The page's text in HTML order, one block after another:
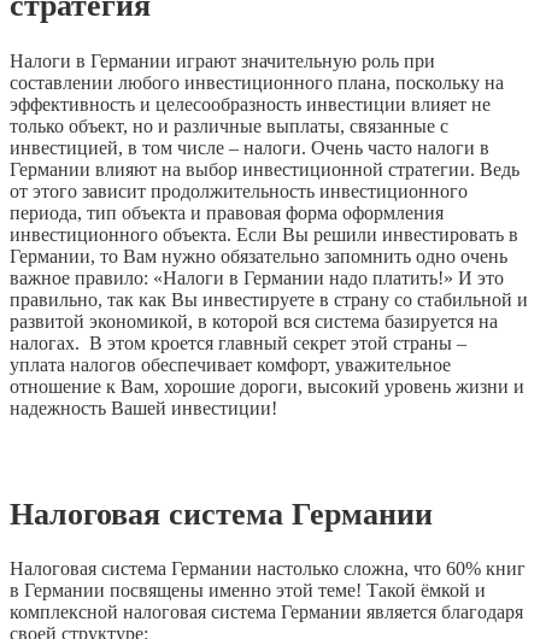
Налоги в Германии играют значительную роль при
составлении любого инвестиционного плана, поскольку на
эффективность и целесообразность инвестиции влияет не
только объект, но и различные выплаты, связанные с
инвестицией, в том числе – налоги. Очень часто налоги в
Германии влияют на выбор инвестиционной стратегии. Ведь
от этого зависит продолжительность инвестиционного
периода, тип объекта и правовая форма оформления
инвестиционного объекта. Если Вы решили инвестировать в
Германии, то Вам нужно обязательно запомнить одно очень
важное правило: «Налоги в Германии надо платить!» И это
правильно, так как Вы инвестируете в страну со стабильной и
развитой экономикой, в которой вся система базируется на
налогах. В этом кроется главный секрет этой страны –
уплата налогов обеспечивает комфорт, уважительное
отношение к Вам, хорошие дороги, высокий уровень жизни и
надежность Вашей инвестиции!
Налоговая система Германии
Налоговая система Германии настолько сложна, что 60% книг
в Германии посвящены именно этой теме! Такой ёмкой и
комплексной налоговая система Германии является благодаря
своей структуре: